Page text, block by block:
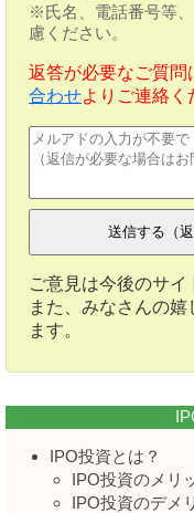
※氏名、電話番号等
慮ください。
返答が必要なご質問
合わせよりご連絡く
ご意見は今後のサイ
また、みなさんの
ます。
IPO投資とは？
IPO投資のメリ
IPO投資のデメ